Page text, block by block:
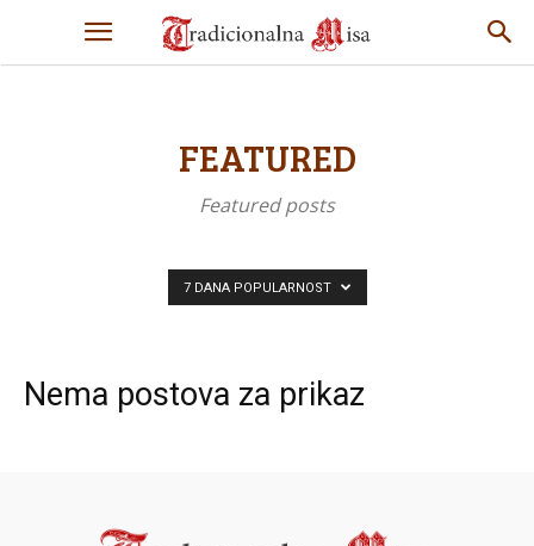
FEATURED
Featured posts
7 DANA POPULARNOST
Nema postova za prikaz